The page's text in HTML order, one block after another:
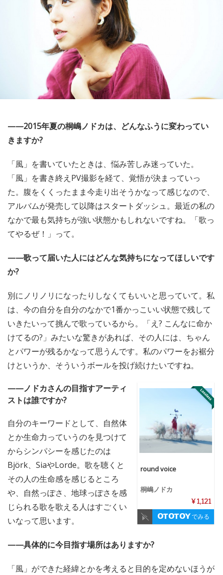
——2015年夏の桐嶋ノドカは、どんなふうに変わってい
きますか?
「風」を書いていたときは、悩み苦しみ迷っていた。
「風」を書き終えPV撮影を経て、覚悟が決まっていっ
た。腹をくくったまま今走り出そうかなって感じなので、
アルバムが発売して以降はスタートダッシュ。最近の私の
なかで最も気持ちが強い状態かもしれないですね。「歌っ
てやるぜ！」って。
——歌って届いた人にはどんな気持ちになってほしいです
か?
別にノリノリになったりしなくてもいいと思っていて。私
は、今の自分を自分のなかで1番かっこいい状態で残して
いきたいって挑んで歌っているから。「え? こんなに命か
けてるの?」みたいな驚きがあれば、その人には、ちゃん
とパワーが残るかなって思うんです。私のパワーをお裾分
けというか、そういうボールを投げ続けたいですね。
round voice
桐嶋ノドカ
¥ 1,121
でみる
——ノドカさんの目指すアーティ
ストは誰ですか?
自分のキーワードとして、自然体
とか生命力っていうのを見つけて
からシンパシーを感じたのは
Björk、SiaやLorde。歌を聴くと
その人の生命感を感じるところ
や、自然っぽさ、地球っぽさを感
じられる歌を歌える人はすごくい
いなって思います。
——具体的に今目指す場所はありますか?
「風」ができた経緯とかを考えると目的を定めないほうが